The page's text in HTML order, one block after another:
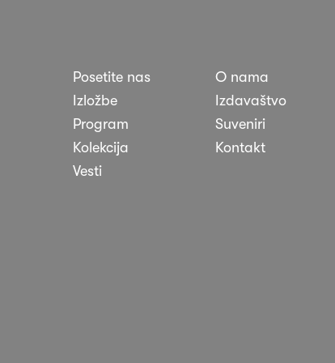
Posetite nas
Izložbe
Program
Kolekcija
Vesti
O nama
Izdavaštvo
Suveniri
Kontakt